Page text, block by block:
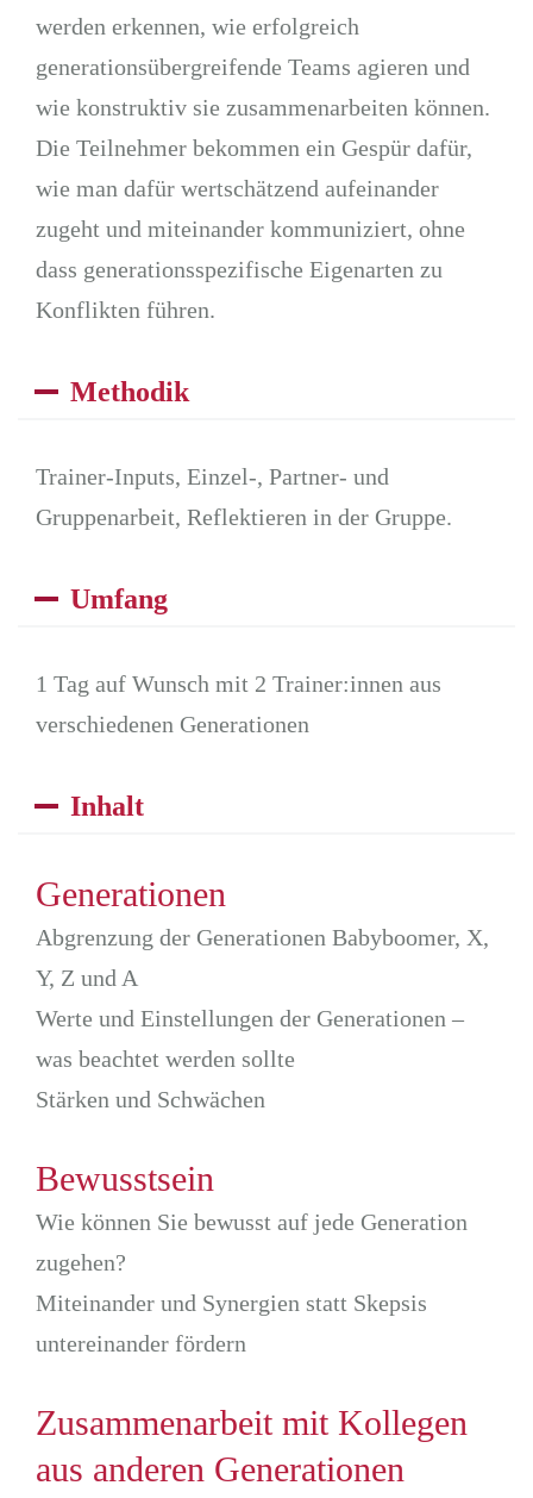
werden erkennen, wie erfolgreich
generationsübergreifende Teams agieren und
wie konstruktiv sie zusammenarbeiten können.
Die Teilnehmer bekommen ein Gespür dafür,
wie man dafür wertschätzend aufeinander
zugeht und miteinander kommuniziert, ohne
dass generationsspezifische Eigenarten zu
Konflikten führen.
Methodik
Trainer-Inputs, Einzel-, Partner- und
Gruppenarbeit, Reflektieren in der Gruppe.
Umfang
1 Tag auf Wunsch mit 2 Trainer:innen aus
verschiedenen Generationen
Inhalt
Generationen
Abgrenzung der Generationen Babyboomer, X,
Y, Z und A
Werte und Einstellungen der Generationen –
was beachtet werden sollte
Stärken und Schwächen
Bewusstsein
Wie können Sie bewusst auf jede Generation
zugehen?
Miteinander und Synergien statt Skepsis
untereinander fördern
Zusammenarbeit mit Kollegen
aus anderen Generationen